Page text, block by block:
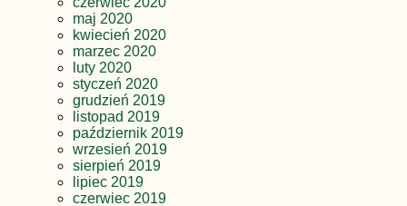
maj 2020
kwiecień 2020
marzec 2020
luty 2020
styczeń 2020
grudzień 2019
listopad 2019
październik 2019
wrzesień 2019
sierpień 2019
lipiec 2019
czerwiec 2019